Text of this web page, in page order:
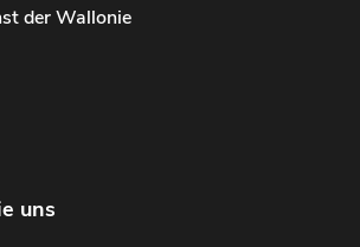
der Wallonie
uns